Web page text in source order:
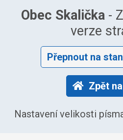
Obec Skalička -
verze
Přepnout na
Zpět
Nastavení velikosti